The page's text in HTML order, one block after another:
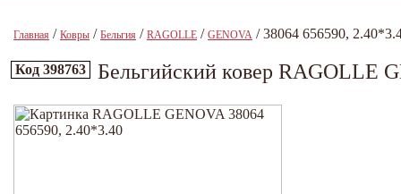
Главная / Ковры / Бельгия / RAGOLLE / GENOVA / 38064 656590,
Код 398763 Бельгийский ковер RAGOLLE